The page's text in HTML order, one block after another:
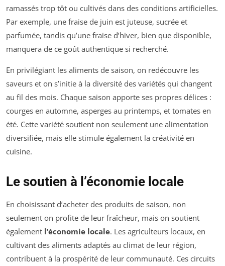
ramassés trop tôt ou cultivés dans des conditions artificielles.
Par exemple, une fraise de juin est juteuse, sucrée et
parfumée, tandis qu’une fraise d’hiver, bien que disponible,
manquera de ce goût authentique si recherché.
En privilégiant les aliments de saison, on redécouvre les
saveurs et on s’initie à la diversité des variétés qui changent
au fil des mois. Chaque saison apporte ses propres délices :
courges en automne, asperges au printemps, et tomates en
été. Cette variété soutient non seulement une alimentation
diversifiée, mais elle stimule également la créativité en
cuisine.
Le soutien à l’économie locale
En choisissant d’acheter des produits de saison, non
seulement on profite de leur fraîcheur, mais on soutient
également l’économie locale. Les agriculteurs locaux, en
cultivant des aliments adaptés au climat de leur région,
contribuent à la prospérité de leur communauté. Ces circuits